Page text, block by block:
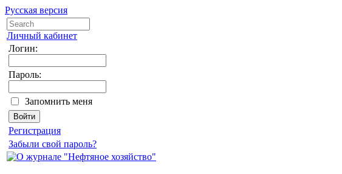
Русская версия
Личный кабинет
Логин:
Пароль:
Запомнить меня
Регистрация
Забыли свой пароль?